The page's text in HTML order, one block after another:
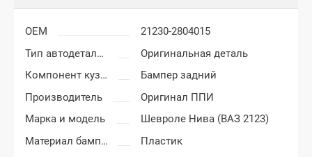
OEM
21230-2804015
Тип автодеталей
Оригинальная деталь
Компонент кузова
Бампер задний
Производитель
Оригинал ППИ
Марка и модель
Шевроле Нива (ВАЗ 2123)
Материал бампера
Пластик